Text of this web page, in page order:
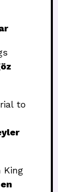
to
King